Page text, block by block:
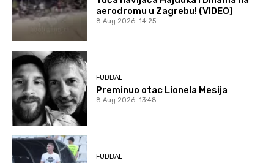
aerodromu u Zagrebu! (VIDEO)
8 Aug 2026. 14:25
FUDBAL
Preminuo otac Lionela Mesija
8 Aug 2026. 13:48
FUDBAL